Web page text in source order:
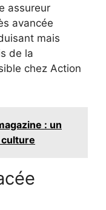
assureur
avancée
mais
de la
chez Action
: un